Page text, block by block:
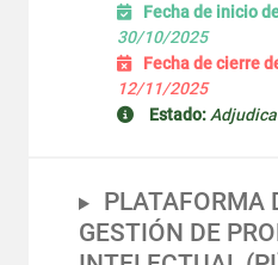
Fecha de inicio
30/10/2025
Fecha de cierre
12/11/2025
Estado:
PLATAFORMA
GESTIÓN DE